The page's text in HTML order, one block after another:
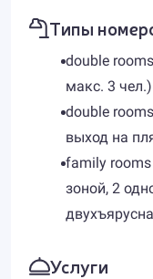
Типы
double
макс. 3 чел.)
double
выход на
family rooms
зоной, 2
Услуги